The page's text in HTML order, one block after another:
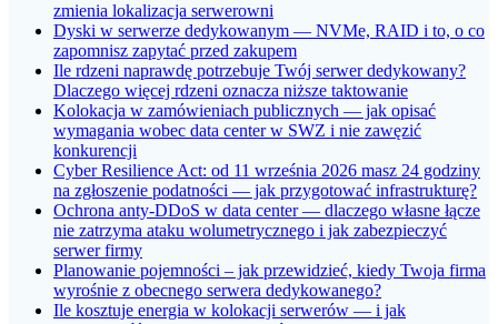
zmienia lokalizacja serwerowni
Dyski w serwerze dedykowanym — NVMe, RAID i to, o co
zapomnisz zapytać przed zakupem
Ile rdzeni naprawdę potrzebuje Twój serwer dedykowany?
Dlaczego więcej rdzeni oznacza niższe taktowanie
Kolokacja w zamówieniach publicznych — jak opisać
wymagania wobec data center w SWZ i nie zawęzić
konkurencji
Cyber Resilience Act: od 11 września 2026 masz 24 godziny
na zgłoszenie podatności — jak przygotować infrastrukturę?
Ochrona anty-DDoS w data center — dlaczego własne łącze
nie zatrzyma ataku wolumetrycznego i jak zabezpieczyć
serwer firmy
Planowanie pojemności – jak przewidzieć, kiedy Twoja firma
wyrośnie z obecnego serwera dedykowanego?
Ile kosztuje energia w kolokacji serwerów — i jak